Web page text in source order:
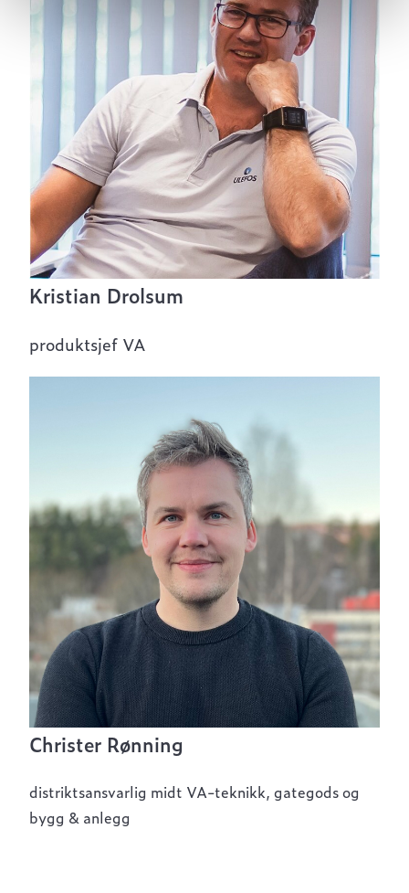
Kristian Drolsum
produktsjef VA
Christer Rønning
distriktsansvarlig midt VA-teknikk, gategods og
bygg & anlegg